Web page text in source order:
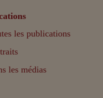
les publications
les médias